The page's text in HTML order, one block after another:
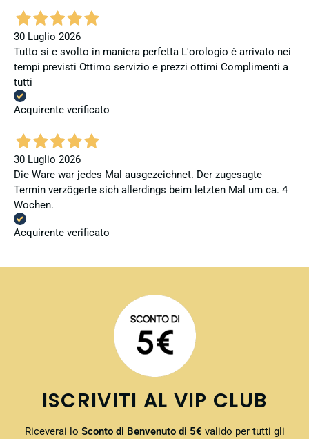
30 Luglio 2026
Tutto si e svolto in maniera perfetta L'orologio è arrivato nei
tempi previsti Ottimo servizio e prezzi ottimi Complimenti a
tutti
Acquirente verificato
30 Luglio 2026
Die Ware war jedes Mal ausgezeichnet. Der zugesagte
Termin verzögerte sich allerdings beim letzten Mal um ca. 4
Wochen.
Acquirente verificato
ISCRIVITI AL VIP CLUB
Riceverai lo Sconto di Benvenuto di 5€ valido per tutti gli